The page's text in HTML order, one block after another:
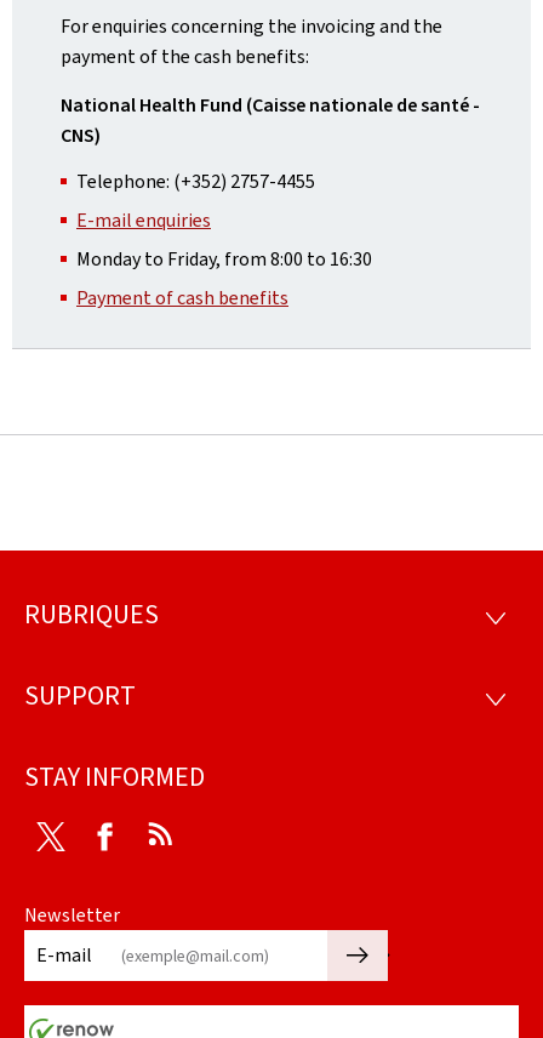
For enquiries concerning the invoicing and the
payment of the cash benefits:
National Health Fund (Caisse nationale de santé -
CNS)
Telephone: (+352) 2757-4455
E-mail enquiries
Monday to Friday, from 8:00 to 16:30
Payment of cash benefits
Footer
RUBRIQUES
SUPPORT
STAY INFORMED
Twitter Facebook
Newsletter
E-mail
🡒